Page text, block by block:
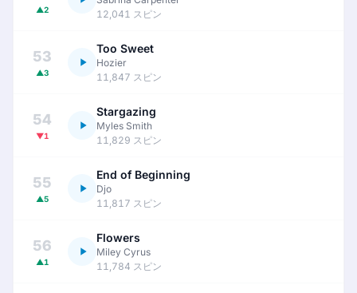
▲2
12,041 スピン
53
▲3
Too Sweet
Hozier
11,847 スピン
54
▼1
Stargazing
Myles Smith
11,829 スピン
55
▲5
End of Beginning
Djo
11,817 スピン
56
▲1
Flowers
Miley Cyrus
11,784 スピン